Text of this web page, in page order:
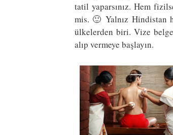
tatil yaparsınız. Hem
mis. 🙂 Yalnız Hindistan
ülkelerden biri. Vize
alıp vermeye başlayın.